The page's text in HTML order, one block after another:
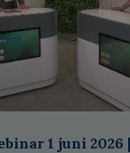
1 juni 2026